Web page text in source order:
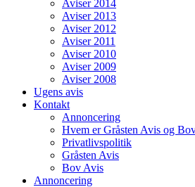
Aviser 2014
Aviser 2013
Aviser 2012
Aviser 2011
Aviser 2010
Aviser 2009
Aviser 2008
Ugens avis
Kontakt
Annoncering
Hvem er Gråsten Avis og
Privatlivspolitik
Gråsten Avis
Bov Avis
Annoncering